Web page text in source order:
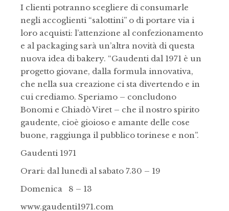
I clienti potranno scegliere di consumarle
negli accoglienti “salottini” o di portare via i
loro acquisti: l’attenzione al confezionamento
e al packaging sarà un’altra novità di questa
nuova idea di bakery. “Gaudenti dal 1971 è un
progetto giovane, dalla formula innovativa,
che nella sua creazione ci sta divertendo e in
cui crediamo. Speriamo – concludono
Bonomi e Chiadò Viret – che il nostro spirito
gaudente, cioè gioioso e amante delle cose
buone, raggiunga il pubblico torinese e non”.
Gaudenti 1971
Orari: dal lunedì al sabato 7.30 – 19
Domenica 8 – 13
www.gaudenti1971.com